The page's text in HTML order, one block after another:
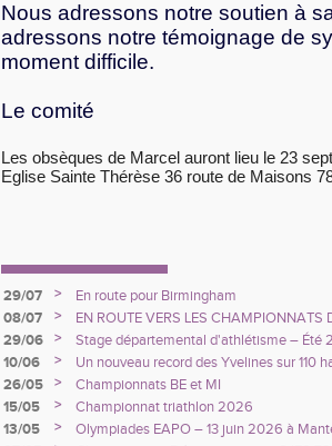
Nous adressons notre soutien à
adressons notre témoignage de
moment difficile.
Le comité
Les obsèques de Marcel auront lieu le 23
Eglise Sainte Thérèse 36 route de Maisons
29/07 >
En route pour Birmingham
08/07
>
EN ROUTE VERS LES CHAMPIONNATS
29/06
>
Stage départemental d'athlétisme – Été
10/06
>
Un nouveau record des Yvelines sur 110
26/05
>
Championnats BE et MI
15/05
>
Championnat triathlon 2026
13/05
>
Olympiades EAPO – 13 juin 2026 à